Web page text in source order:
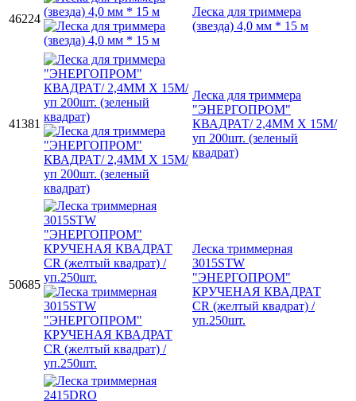
46224
Леска для триммера
(звезда) 4,0 мм * 15 м
41381
Леска для триммера
"ЭНЕРГОПРОМ"
КВАДРАТ/ 2,4ММ Х 15М/
уп 200шт. (зеленый
квадрат)
50685
Леска триммерная
3015STW
"ЭНЕРГОПРОМ"
КРУЧЕНАЯ КВАДРАТ
СR (желтый квадрат) /
уп.250шт.